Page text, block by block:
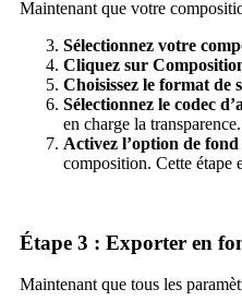
Maintenant que votre
Sélectionnez votre
Cliquez sur
Choisissez le format de
Sélectionnez le codec
en charge la
Activez l’option de
composition. Cette étape
Étape 3 : Exporter en
Maintenant que tous les